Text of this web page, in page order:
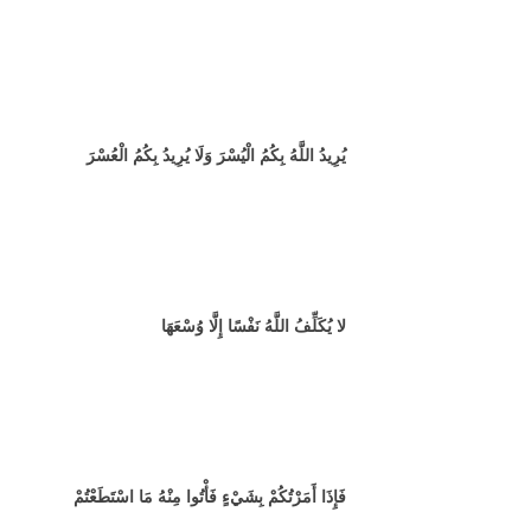
يُرِيدُ اللَّهُ بِكُمُ الْيُسْرَ وَلَا يُرِيدُ بِكُمُ الْعُسْرَ
لا يُكَلِّفُ اللَّهُ نَفْسًا إِلَّا وُسْعَهَا
فَإِذَا أَمَرْتُكُمْ بِشَيْءٍ فَأْتُوا مِنْهُ مَا اسْتَطَعْتُمْ